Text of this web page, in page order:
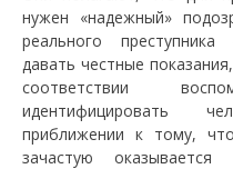
нужен «надежный»
реального
давать честные
соответствии
идентифицировать
приближении к тому,
зачастую